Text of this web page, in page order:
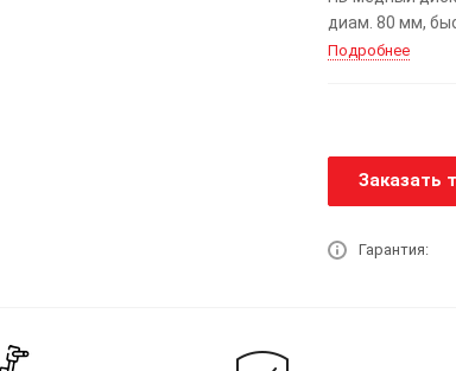
диам. 80 мм,
Подробнее
Заказать
Гарантия: